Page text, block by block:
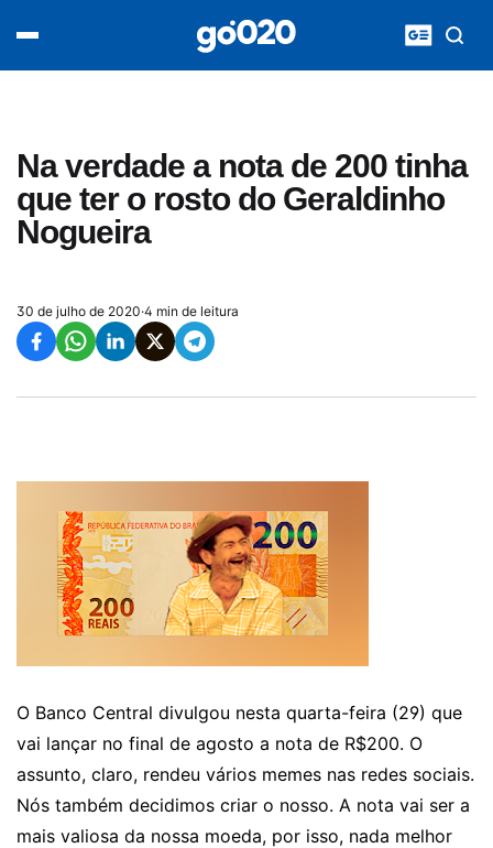
Na verdade a nota de 200 tinha
que ter o rosto do Geraldinho
Nogueira
30 de julho de 2020·4 min de leitura
O Banco Central divulgou nesta quarta-feira (29) que
vai lançar no final de agosto a nota de R$200. O
assunto, claro, rendeu vários memes nas redes sociais.
Nós também decidimos criar o nosso. A nota vai ser a
mais valiosa da nossa moeda, por isso, nada melhor
acontece agora
entretenimento
vídeos
pod020